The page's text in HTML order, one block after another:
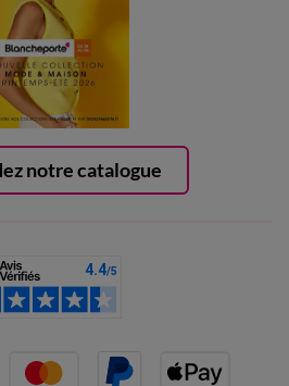
notre catalogue